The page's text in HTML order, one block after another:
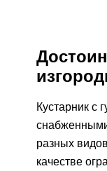
Кустарник с
разных
качестве